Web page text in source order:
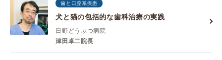
歯と口腔系疾患
犬と猫の包括的な歯科治療の実践
日野どうぶつ病院
津田卓二院長